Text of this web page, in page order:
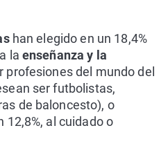
han elegido en un 18,4%
la enseñanza y la
profesiones del mundo del
ser futbolistas,
de baloncesto), o
12,8%, al cuidado o